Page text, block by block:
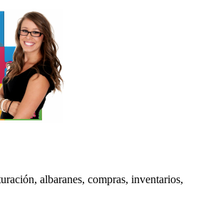
albaranes, compras, inventarios,